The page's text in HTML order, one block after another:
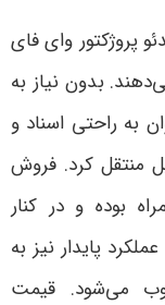
پروژکتور وای فای
بدون نیاز به
به راحتی اسناد و
منتقل کرد. فروش
بوده و در کنار
پایدار نیز به
می‌شود. قیمت